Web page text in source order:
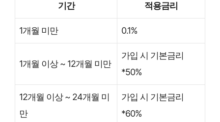
기간 적용금리
1개월 미만 0.1%
1개월 이상 ~ 12개월 미만
가입 시 기본금리
*50%
12개월 이상 ~ 24개월 미
만
가입 시 기본금리
*60%